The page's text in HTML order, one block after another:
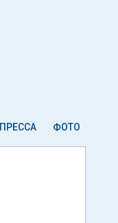
ПРЕССА ФОТО